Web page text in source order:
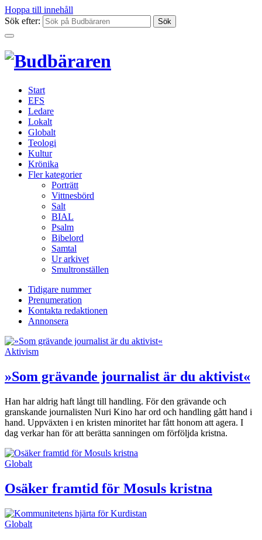
Hoppa till innehåll
Sök efter:
Start
EFS
Ledare
Lokalt
Globalt
Teologi
Kultur
Krönika
Fler kategorier
Porträtt
Vittnesbörd
Salt
BIAL
Psalm
Bibelord
Samtal
Ur arkivet
Smultronställen
Tidigare nummer
Prenumeration
Kontakta redaktionen
Annonsera
Aktivism
»Som grävande journalist är du aktivist«
Han har aldrig haft långt till handling. För den grävande och
granskande journalisten Nuri Kino har ord och handling gått hand i
hand. Uppväxten i en kristen minoritet har fått honom att agera. I
dag verkar han för att berätta sanningen om förföljda kristna.
Globalt
Osäker framtid för Mosuls kristna
Globalt